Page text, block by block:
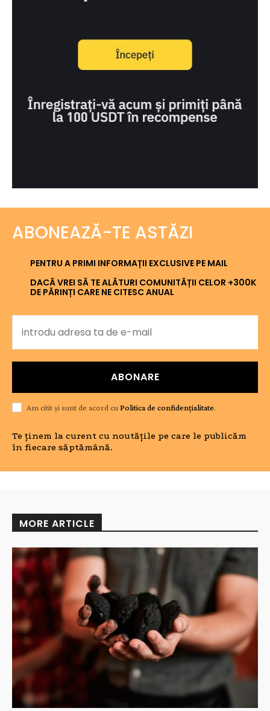
ABONEAZĂ-TE ASTĂZI
PENTRU A PRIMI INFORMAȚII EXCLUSIVE PE MAIL
DACĂ VREI SĂ TE ALĂTURI COMUNITĂȚII CELOR +300K
DE PĂRINȚI CARE NE CITESC ANUAL
ABONARE
Am citit și sunt de acord cu Politica de confidențialitate.
Te ținem la curent cu noutățile pe care le publicăm
în fiecare săptămână.
MORE ARTICLE